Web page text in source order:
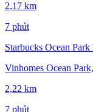
2,17 km
7 phút
Starbucks Ocean
Vinhomes Ocean
2,22 km
7 phút